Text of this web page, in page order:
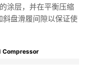
涂层，并在平衡压缩
盘滑履间隙以保证使
Compressor